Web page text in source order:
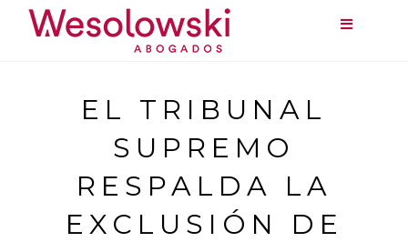
Saltar
EL TRIBUNAL
SUPREMO
RESPALDA LA
EXCLUSIÓN DE